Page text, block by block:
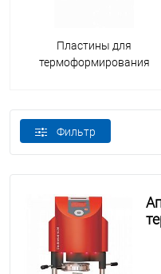
Пластины для
термоформирования
Фильтр